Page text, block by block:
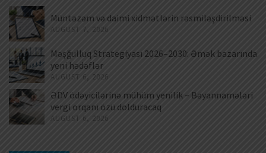
Müntəzəm və daimi xidmətlərin rəsmiləşdirilməsi
AUGUST 7, 2026
Məşğulluq Strategiyası 2026–2030: Əmək bazarında
yeni hədəflər
AUGUST 6, 2026
ƏDV ödəyicilərinə mühüm yenilik – Bəyannamələri
vergi orqanı özü dolduracaq
AUGUST 6, 2026